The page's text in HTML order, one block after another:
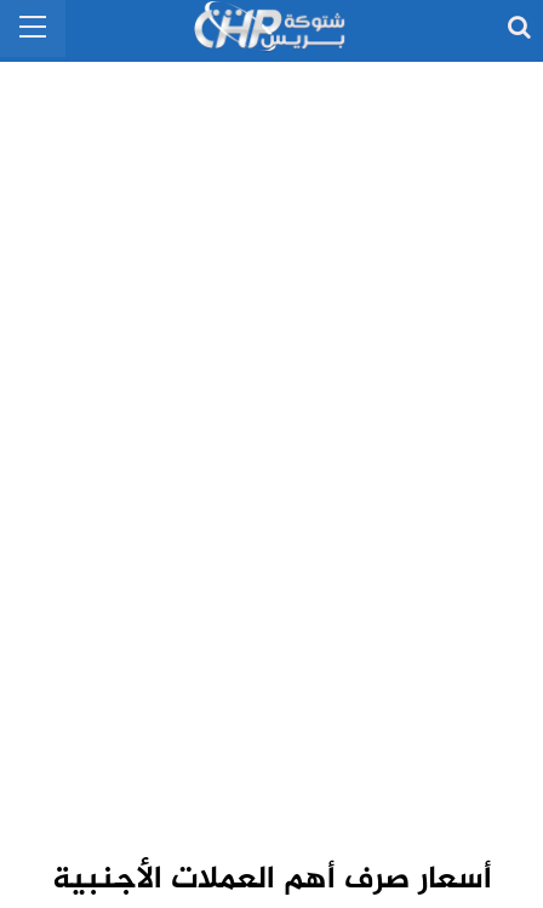
أسعار صرف أهم العملات الأجنبية